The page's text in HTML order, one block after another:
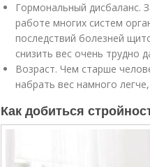
Гормональный дисбаланс.
работе многих систем
последствий болезней
снизить вес очень трудно
Возраст. Чем старше
набрать вес намного
Как добиться